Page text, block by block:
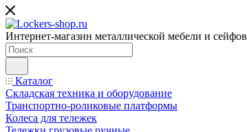
Интернет-магазин металлической мебели и сейфов
Каталог
Складская техника и оборудование
Транспортно-роликовые платформы
Колеса для тележек